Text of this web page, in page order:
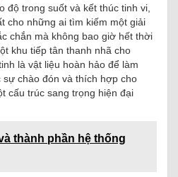
độ trong suốt và kết thúc tinh vi,
cho những ai tìm kiếm một giải
chắn mà không bao giờ hết thời
khu tiếp tân thanh nhã cho
là vật liệu hoàn hảo để làm
chào đón và thích hợp cho
cấu trúc sang trọng hiện đại
thành phần hệ thống